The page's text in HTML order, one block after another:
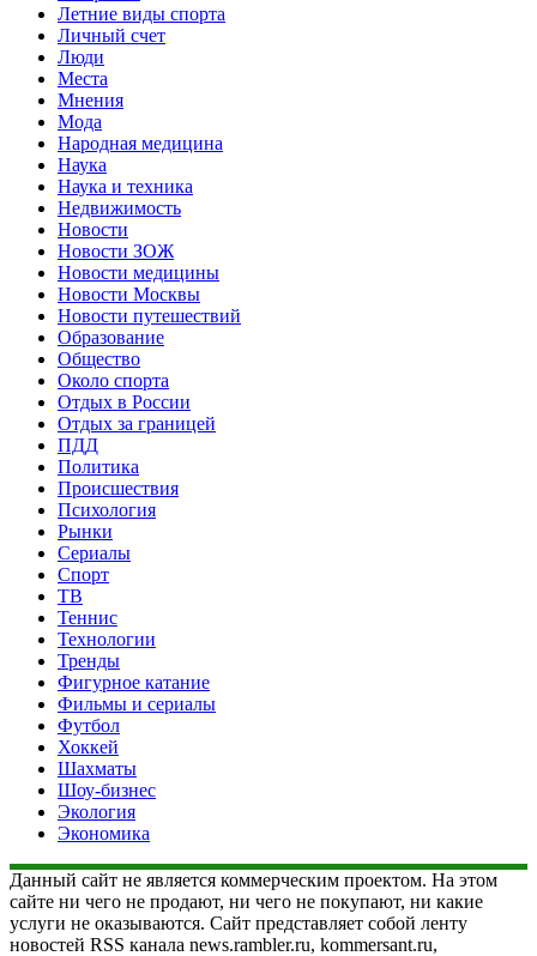
Летние виды спорта
Личный счет
Люди
Места
Мнения
Мода
Народная медицина
Наука
Наука и техника
Недвижимость
Новости
Новости ЗОЖ
Новости медицины
Новости Москвы
Новости путешествий
Образование
Общество
Около спорта
Отдых в России
Отдых за границей
ПДД
Политика
Происшествия
Психология
Рынки
Сериалы
Спорт
ТВ
Теннис
Технологии
Тренды
Фигурное катание
Фильмы и сериалы
Футбол
Хоккей
Шахматы
Шоу-бизнес
Экология
Экономика
Данный сайт не является коммерческим проектом. На этом
сайте ни чего не продают, ни чего не покупают, ни какие
услуги не оказываются. Сайт представляет собой ленту
новостей RSS канала news.rambler.ru, kommersant.ru,